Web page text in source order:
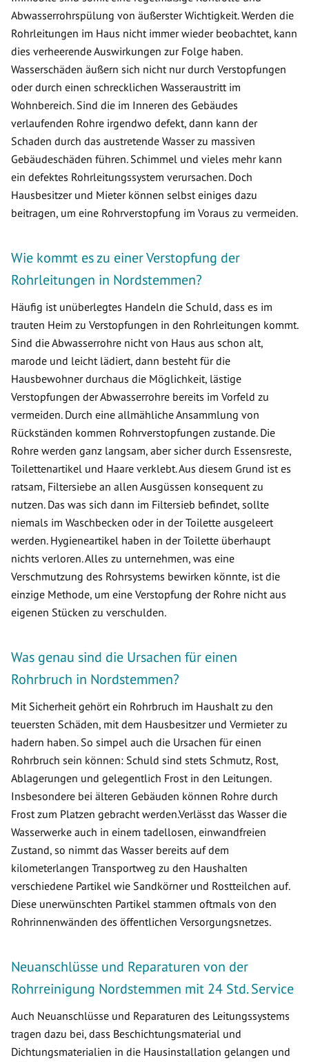
Abwasserrohrspülung von äußerster Wichtigkeit. Werden die
Rohrleitungen im Haus nicht immer wieder beobachtet, kann
dies verheerende Auswirkungen zur Folge haben.
Wasserschäden äußern sich nicht nur durch Verstopfungen
oder durch einen schrecklichen Wasseraustritt im
Wohnbereich. Sind die im Inneren des Gebäudes
verlaufenden Rohre irgendwo defekt, dann kann der
Schaden durch das austretende Wasser zu massiven
Gebäudeschäden führen. Schimmel und vieles mehr kann
ein defektes Rohrleitungssystem verursachen. Doch
Hausbesitzer und Mieter können selbst einiges dazu
beitragen, um eine Rohrverstopfung im Voraus zu vermeiden.
Wie kommt es zu einer Verstopfung der
Rohrleitungen in Nordstemmen?
Häufig ist unüberlegtes Handeln die Schuld, dass es im
trauten Heim zu Verstopfungen in den Rohrleitungen kommt.
Sind die Abwasserrohre nicht von Haus aus schon alt,
marode und leicht lädiert, dann besteht für die
Hausbewohner durchaus die Möglichkeit, lästige
Verstopfungen der Abwasserrohre bereits im Vorfeld zu
vermeiden. Durch eine allmähliche Ansammlung von
Rückständen kommen Rohrverstopfungen zustande. Die
Rohre werden ganz langsam, aber sicher durch Essensreste,
Toilettenartikel und Haare verklebt. Aus diesem Grund ist es
ratsam, Filtersiebe an allen Ausgüssen konsequent zu
nutzen. Das was sich dann im Filtersieb befindet, sollte
niemals im Waschbecken oder in der Toilette ausgeleert
werden. Hygieneartikel haben in der Toilette überhaupt
nichts verloren. Alles zu unternehmen, was eine
Verschmutzung des Rohrsystems bewirken könnte, ist die
einzige Methode, um eine Verstopfung der Rohre nicht aus
eigenen Stücken zu verschulden.
Was genau sind die Ursachen für einen
Rohrbruch in Nordstemmen?
Mit Sicherheit gehört ein Rohrbruch im Haushalt zu den
teuersten Schäden, mit dem Hausbesitzer und Vermieter zu
hadern haben. So simpel auch die Ursachen für einen
Rohrbruch sein können: Schuld sind stets Schmutz, Rost,
Ablagerungen und gelegentlich Frost in den Leitungen.
Insbesondere bei älteren Gebäuden können Rohre durch
Frost zum Platzen gebracht werden.Verlässt das Wasser die
Wasserwerke auch in einem tadellosen, einwandfreien
Zustand, so nimmt das Wasser bereits auf dem
kilometerlangen Transportweg zu den Haushalten
verschiedene Partikel wie Sandkörner und Rostteilchen auf.
Diese unerwünschten Partikel stammen oftmals von den
Rohrinnenwänden des öffentlichen Versorgungsnetzes.
Neuanschlüsse und Reparaturen von der
Rohrreinigung Nordstemmen mit 24 Std. Service
Auch Neuanschlüsse und Reparaturen des Leitungssystems
tragen dazu bei, dass Beschichtungsmaterial und
Dichtungsmaterialien in die Hausinstallation gelangen und